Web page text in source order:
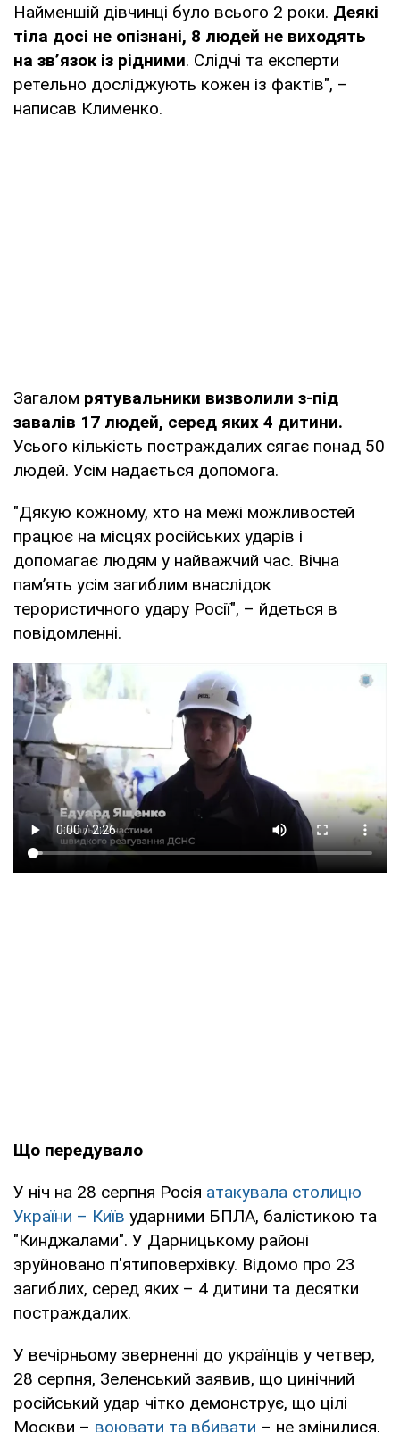
Найменшій дівчинці було всього 2 роки. Деякі
тіла досі не опізнані, 8 людей не виходять
на зв’язок із рідними. Слідчі та експерти
ретельно досліджують кожен із фактів", –
написав Клименко.
Загалом рятувальники визволили з-під
завалів 17 людей, серед яких 4 дитини.
Усього кількість постраждалих сягає понад 50
людей. Усім надається допомога.
"Дякую кожному, хто на межі можливостей
працює на місцях російських ударів і
допомагає людям у найважчий час. Вічна
пам’ять усім загиблим внаслідок
терористичного удару Росії", – йдеться в
повідомленні.
Що передувало
У ніч на 28 серпня Росія атакувала столицю
України – Київ ударними БПЛА, балістикою та
"Кинджалами". У Дарницькому районі
зруйновано п'ятиповерхівку. Відомо про 23
загиблих, серед яких – 4 дитини та десятки
постраждалих.
У вечірньому зверненні до українців у четвер,
28 серпня, Зеленський заявив, що цинічний
російський удар чітко демонструє, що цілі
Москви – воювати та вбивати – не змінилися,